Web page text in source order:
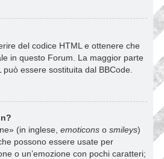
del codice HTML e ottenere che
in questo Forum. La maggior parte
può essere sostituita dal BBCode.
(in inglese, emoticons o smileys)
possono essere usate per
o un’emozione con pochi caratteri;